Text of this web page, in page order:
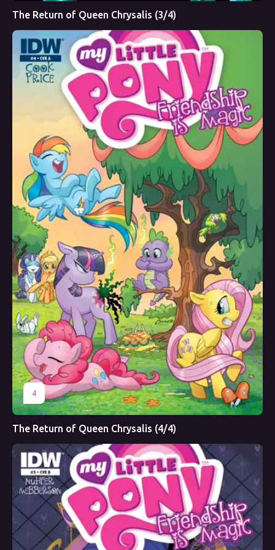
The Return of Queen Chrysalis (3/4)
4
The Return of Queen Chrysalis (4/4)